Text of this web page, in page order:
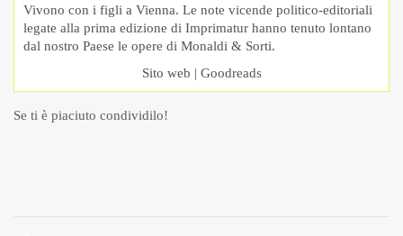
Vivono con i figli a Vienna. Le note vicende politico-editoriali
legate alla prima edizione di Imprimatur hanno tenuto lontano
dal nostro Paese le opere di Monaldi & Sorti.
Sito web | Goodreads
Se ti è piaciuto condividilo!